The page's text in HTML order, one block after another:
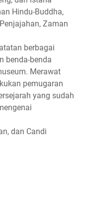
Hindu-Buddha,
Zaman
berbagai
benda-benda
Merawat
pemugaran
yang sudah
dan Candi